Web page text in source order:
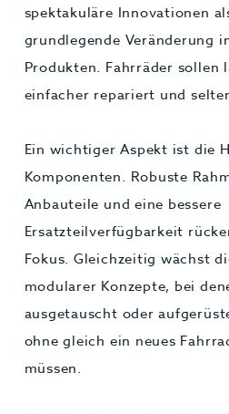
spektakuläre Innovationen
grundlegende Veränderung
Produkten. Fahrräder sollen
einfacher repariert und
Ein wichtiger Aspekt ist die
Komponenten. Robuste
Anbauteile und eine bessere
Ersatzteilverfügbarkeit
Fokus. Gleichzeitig wächst
modularer Konzepte, bei
ausgetauscht oder
ohne gleich ein neues
müssen.